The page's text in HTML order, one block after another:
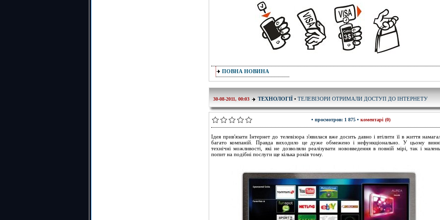
ПОВНА НОВИНА
30-08-2011, 00:03 ТЕХНОЛОГІЇ • ТЕЛЕВІЗОРИ ОТРИМАЛИ ДОСТУП ДО ІНТЕРНЕТУ
• просмотров: 1 875 • коментарі (0)
Ідея прив'язати Інтернет до телевізора з'явилася вже досить давно і втілити її в життя
багато компаній. Правда виходило це дуже обмежено і нефункціонально. У цьому
технічні можливості, які не дозволяли реалізувати нововведення в повній мірі, так і
попит на подібні послуги ще кілька років тому.